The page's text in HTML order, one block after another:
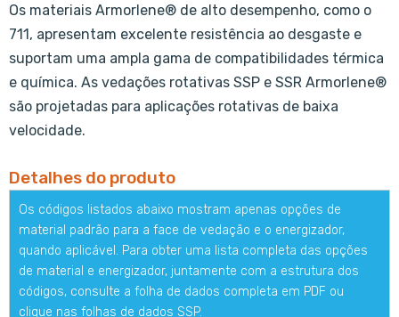
Os materiais Armorlene® de alto desempenho, como o
711, apresentam excelente resistência ao desgaste e
suportam uma ampla gama de compatibilidades térmica
e química. As vedações rotativas SSP e SSR Armorlene®
são projetadas para aplicações rotativas de baixa
velocidade.
Detalhes do produto
Os códigos listados abaixo mostram apenas opções de
material padrão para a face de vedação e o energizador,
quando aplicável. Para obter uma lista completa das opções
de material e energizador, juntamente com a estrutura dos
códigos, consulte a folha de dados completa em PDF ou
clique nas folhas de dados SSP.